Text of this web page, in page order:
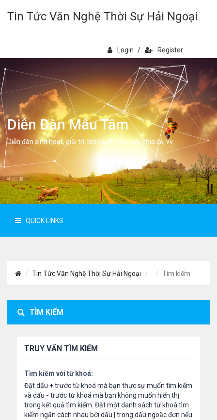
Tin Tức Văn Nghệ Thời Sự Hải Ngoại
Login / Register
Diễn Đàn Mẫu Tâm
Diễn đàn sinh hoạt, giải trí, bình luân, học hỏi, chia sẻ, vv.
QUICK LINKS
Tin Tức Văn Nghệ Thời Sự Hải Ngoại Tìm kiếm
TÌM KIẾM
TRUY VẤN TÌM KIẾM
Tìm kiếm với từ khoá:
Đặt dấu +trước từ khoá mà bạn thực sự muốn tìm kiếm
và dấu - trước từ khoá mà bạn không muốn hiển thị
trong kết quả tìm kiếm. Đặt một danh sách từ khoá tìm
kiếm ngăn cách nhau bởi dấu
trong dấu ngoặc đơn nếu